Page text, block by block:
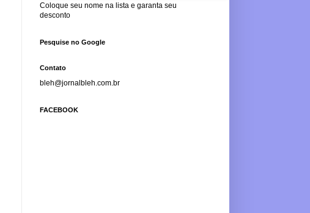
Coloque seu nome na lista e garanta seu
desconto
Pesquise no Google
Contato
bleh@jornalbleh.com.br
FACEBOOK